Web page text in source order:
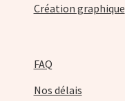
Création graphique
FAQ
Nos délais